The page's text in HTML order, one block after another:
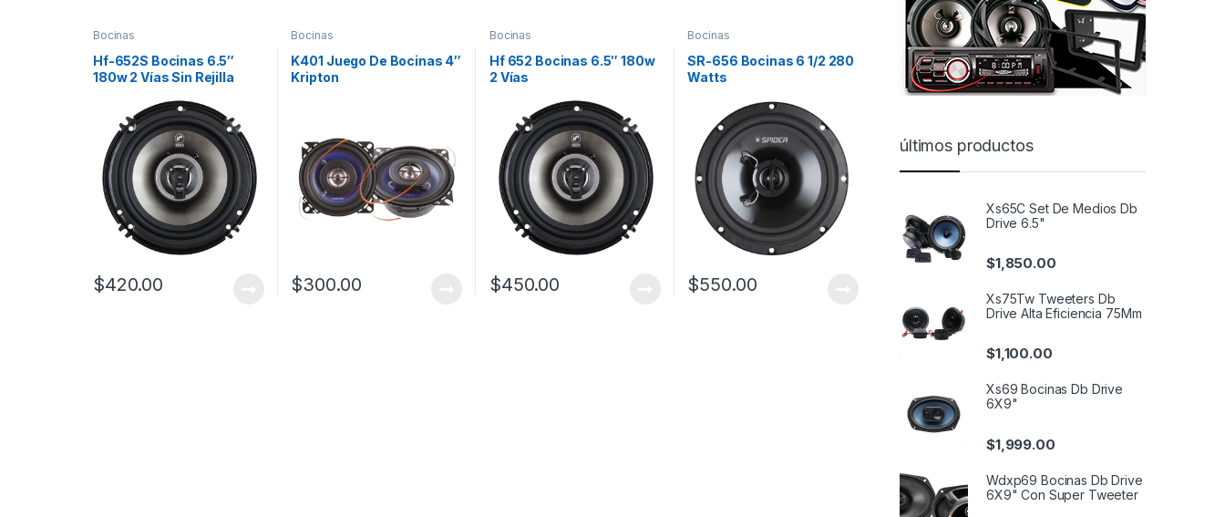
Bocinas
Hf-652S Bocinas 6.5″
180w 2 Vías Sin Rejilla
$420.00
Bocinas
K401 Juego De Bocinas 4″
Kripton
$300.00
Bocinas
Hf 652 Bocinas 6.5″ 180w
2 Vías
$450.00
Bocinas
SR-656 Bocinas 6 1/2 280
Watts
$550.00
últimos productos
Xs65C Set De Medios Db
Drive 6.5"
$1,850.00
Xs75Tw Tweeters Db
Drive Alta Eficiencia 75Mm
$1,100.00
Xs69 Bocinas Db Drive
6X9"
$1,999.00
Wdxp69 Bocinas Db Drive
6X9" Con Super Tweeter